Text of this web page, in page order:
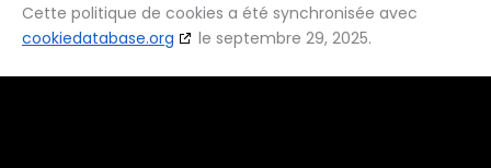
Cette politique de cookies a été synchronisée avec
cookiedatabase.org
le septembre 29, 2025.